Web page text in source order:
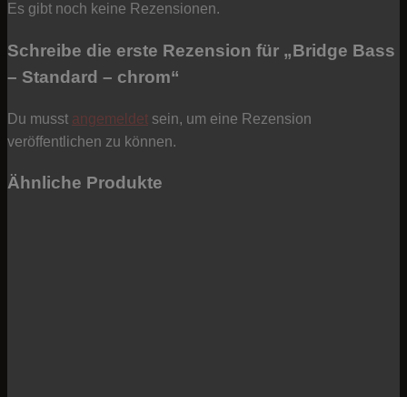
Es gibt noch keine Rezensionen.
Schreibe die erste Rezension für „Bridge Bass
– Standard – chrom“
Du musst angemeldet sein, um eine Rezension
veröffentlichen zu können.
Ähnliche Produkte